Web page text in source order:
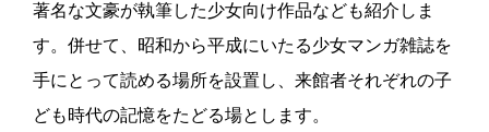
著名な文豪が執筆した少女向け作品なども紹介しま
す。併せて、昭和から平成にいたる少女マンガ雑誌を
手にとって読める場所を設置し、来館者それぞれの子
ども時代の記憶をたどる場とします。